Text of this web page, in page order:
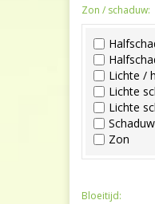
Zon / schaduw:
Lichte /
Lichte
Lichte
Schaduw
Zon
Bloeitijd: